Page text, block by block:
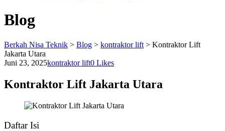
Blog
Berkah Nisa Teknik > Blog > kontraktor lift > Kontraktor Lift
Jakarta Utara
Juni 23, 2025kontraktor lift0 Likes
Kontraktor Lift Jakarta Utara
Daftar Isi